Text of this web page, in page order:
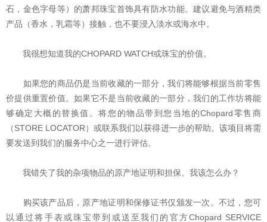
石，金色字母等）的萧邦珠宝首饰具有防水功能。建议避免与酒精类
产品（香水，乳霜等）接触，也不要浸入淡水或海水中。
我很想知道我的CHOPARD WATCH或珠宝的价值。
如果您的商品仍是当前收藏的一部分，我们将能够根据当前零售
价提供重置价值。如果它不是当前收藏的一部分，我们的工作坊将能
够确定大概的替换值。将您的物品带到您当地的Chopard零售商
（STORE LOCATOR）或联系我们以获得进一步的帮助。该项目将需
要发送到我们的服务中心之一进行评估。
我错失了我的杂项物品的原产地证明和担保。我该怎么办？
购买该产品后，原产地证明和保修证书仅颁发一次。不过，您可
以通过将手表或珠宝带到或送至我们的官方Chopard SERVICE